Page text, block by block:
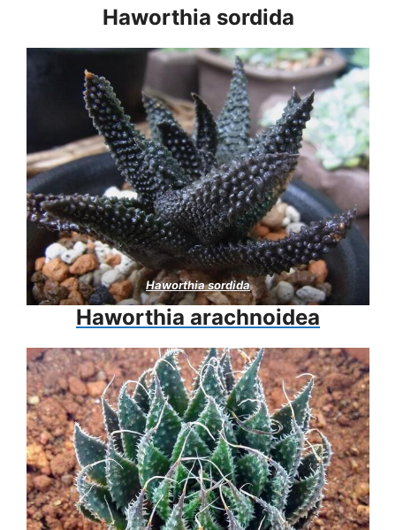
Haworthia sordida
Haworthia sordida
Haworthia arachnoidea